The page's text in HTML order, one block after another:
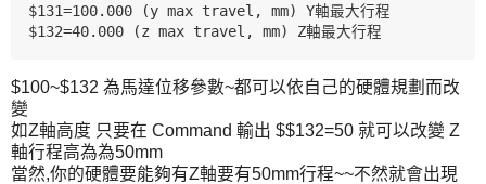
$131=100.000 (y max travel, mm) Y軸最大行程
$132=40.000 (z max travel, mm) Z軸最大行程
$100~$132 為馬達位移參數~都可以依自己的硬體規劃而改
變
如Z軸高度 只要在 Command 輸出 $$132=50 就可以改變 Z
軸行程高為為50mm
當然,你的硬體要能夠有Z軸要有50mm行程~~不然就會出現